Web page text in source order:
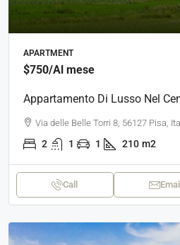
APARTMENT
$750/Al mese
Appartamento Di Lusso Nel
Via delle Belle Torri 8, 56127 Pisa,
2 1 1 210 m2
Call Email